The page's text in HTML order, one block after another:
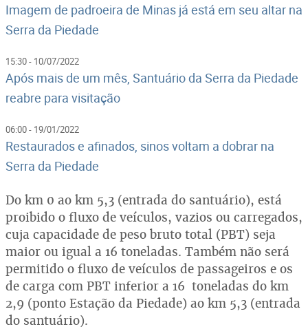
Imagem de padroeira de Minas já está em seu altar na
Serra da Piedade
15:30 - 10/07/2022
Após mais de um mês, Santuário da Serra da Piedade
reabre para visitação
06:00 - 19/01/2022
Restaurados e afinados, sinos voltam a dobrar na
Serra da Piedade
Do km 0 ao km 5,3 (entrada do santuário), está
proibido o fluxo de veículos, vazios ou carregados,
cuja capacidade de peso bruto total (PBT) seja
maior ou igual a 16 toneladas. Também não será
permitido o fluxo de veículos de passageiros e os
de carga com PBT inferior a 16 toneladas do km
2,9 (ponto Estação da Piedade) ao km 5,3 (entrada
do santuário).